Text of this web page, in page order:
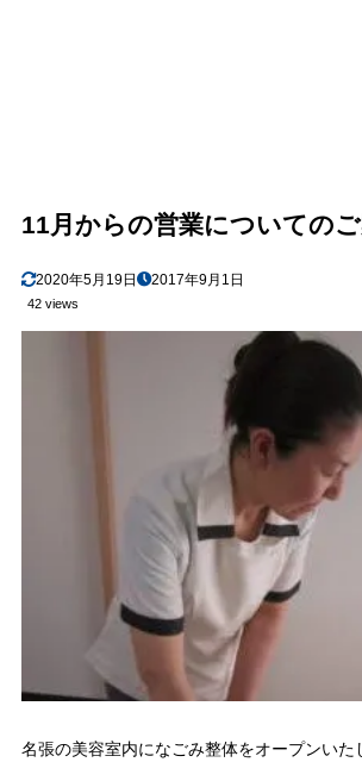
11月からの営業についての
2020年5月19日 2017年9月1日
42 views
名張の美容室内になごみ整体をオープンいた